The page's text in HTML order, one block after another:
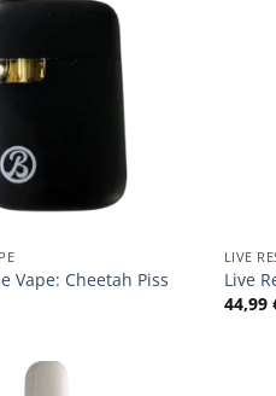
Vape: Cheetah Piss
LIVE
Live
44,99